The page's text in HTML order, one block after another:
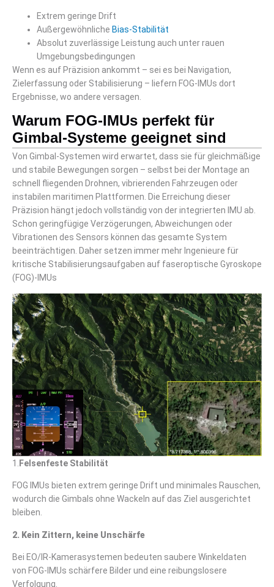
Extrem geringe Drift
Außergewöhnliche Bias-Stabilität
Absolut zuverlässige Leistung auch unter rauen
Umgebungsbedingungen
Wenn es auf Präzision ankommt – sei es bei Navigation,
Zielerfassung oder Stabilisierung – liefern FOG-IMUs dort
Ergebnisse, wo andere versagen.
Warum FOG-IMUs perfekt für
Gimbal-Systeme geeignet sind
Von Gimbal-Systemen wird erwartet, dass sie für gleichmäßige
und stabile Bewegungen sorgen – selbst bei der Montage an
schnell fliegenden Drohnen, vibrierenden Fahrzeugen oder
instabilen maritimen Plattformen. Die Erreichung dieser
Präzision hängt jedoch vollständig von der integrierten IMU ab.
Schon geringfügige Verzögerungen, Abweichungen oder
Vibrationen des Sensors können das gesamte System
beeinträchtigen. Daher setzen immer mehr Ingenieure für
kritische Stabilisierungsaufgaben auf faseroptische Gyroskope
(FOG)-IMUs
1. Felsenfeste Stabilität
FOG IMUs bieten extrem geringe Drift und minimales Rauschen,
wodurch die Gimbals ohne Wackeln auf das Ziel ausgerichtet
bleiben.
2. Kein Zittern, keine Unschärfe
Bei EO/IR-Kamerasystemen bedeuten saubere Winkeldaten
von FOG-IMUs schärfere Bilder und eine reibungslosere
Verfolgung.